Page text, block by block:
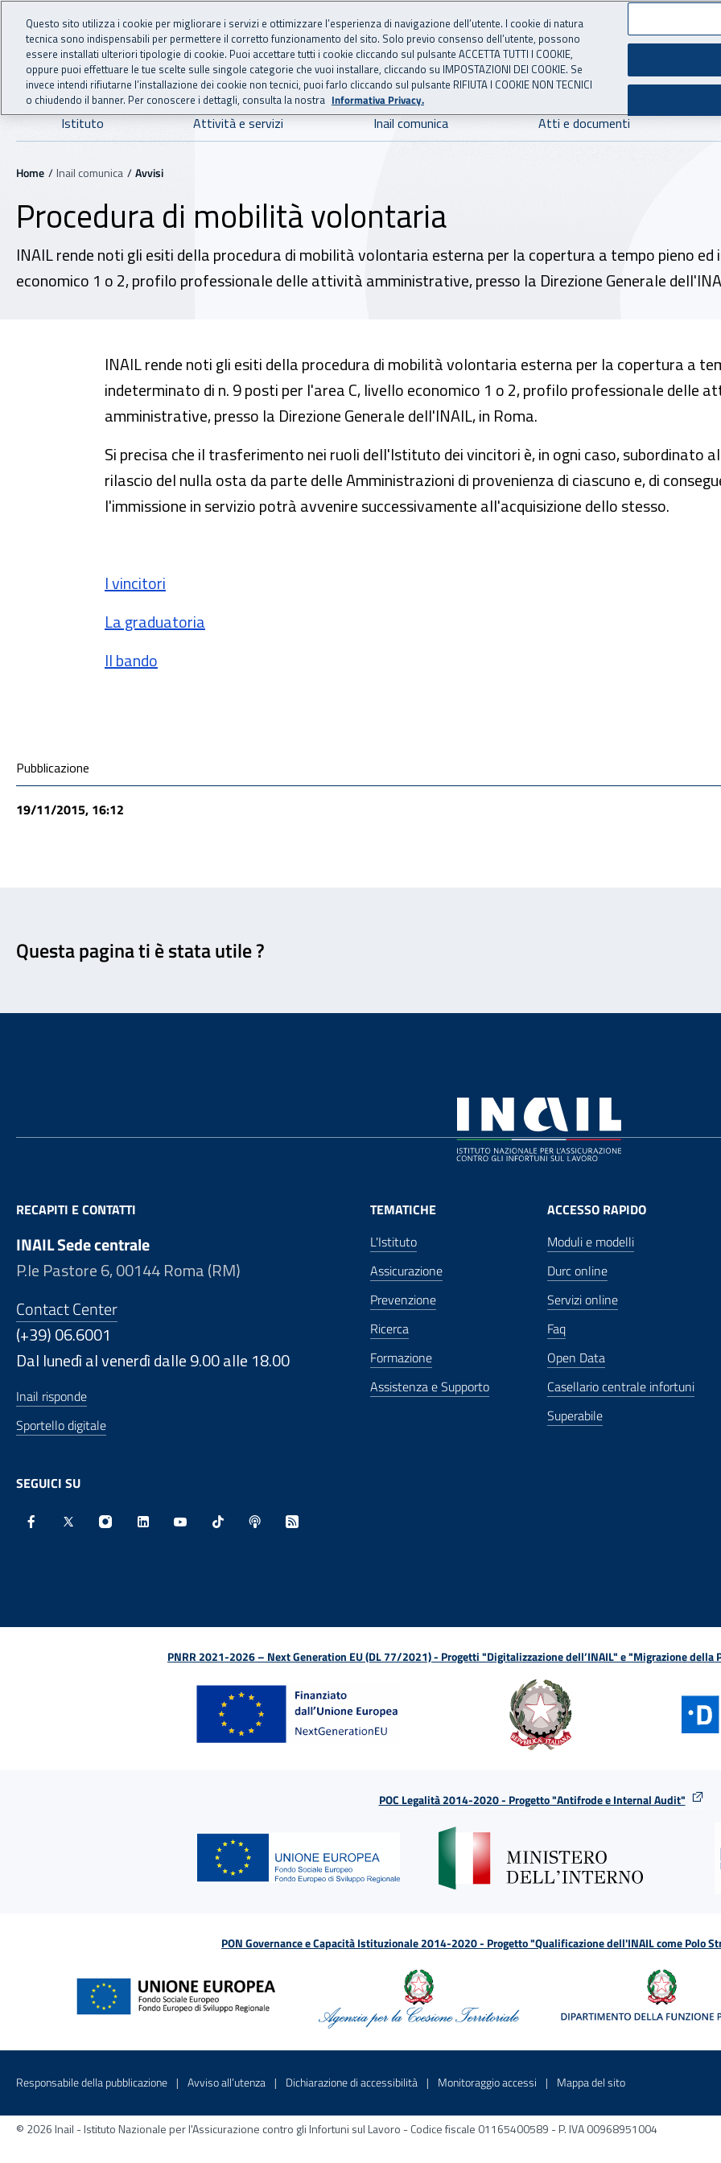
Vai al menu principale
Vai al contenuto principale
INAIL - Istituto Nazionale per l'Assicurazione
Navigazione principale
Istituto Attività e servizi Inail comunica Atti e documenti
Navigazione - Ti trovi in:
Home Inail comunica Avvisi
Procedura di mobilità volontaria
INAIL rende noti gli esiti della procedura di mobilità volontaria esterna per la copertura a tempo pieno
economico 1 o 2, profilo professionale delle attività amministrative, presso la Direzione Generale
INAIL rende noti gli esiti della procedura di mobilità volontaria esterna per la copertura a
indeterminato di n. 9 posti per l'area C, livello economico 1 o 2, profilo professionale delle
amministrative, presso la Direzione Generale dell'INAIL, in Roma.
Si precisa che il trasferimento nei ruoli dell'Istituto dei vincitori è, in ogni caso, subordinato
rilascio del nulla osta da parte delle Amministrazioni di provenienza di ciascuno e, di
l'immissione in servizio potrà avvenire successivamente all'acquisizione dello stesso.
I vincitori
La graduatoria
Il bando
Condivisione social
Pubblicazione
19/11/2015, 16:12
Questa pagina ti è stata utile ?
RECAPITI E CONTATTI
INAIL Sede centrale
P.le Pastore 6, 00144 Roma (RM)
Contact Center
(+39) 06.6001
Dal lunedì al venerdì dalle 9.00 alle 18.00
Inail risponde
Sportello digitale
SEGUICI SU
TEMATICHE
L'Istituto
Assicurazione
Prevenzione
Ricerca
Formazione
Assistenza e Supporto
ACCESSO RAPIDO
Moduli e modelli
Durc online
Servizi online
Faq
Open Data
Casellario centrale infortuni
Superabile
PNRR 2021-2026 – Next Generation EU (DL 77/2021) - Progetti "Digitalizzazione dell’INAIL" e "Migrazione della
POC Legalità 2014-2020 - Progetto "Antifrode e Internal Audit"
PON Governance e Capacità Istituzionale 2014-2020 - Progetto "Qualificazione dell'INAIL come Polo
Menu di servizio
Responsabile della pubblicazione Sito interno - Apre in una nuova finestra
Avviso all’utenza Sito interno - Apre in una nuova finestra
Dichiarazione di accessibilità Sito interno - Apre in una nuova finestra
Monitoraggio accessi Sito interno - Apre in una nuova
Mappa del sitoSito interno - Apre
© 2026 Inail - Istituto Nazionale per l'Assicurazione contro gli Infortuni sul Lavoro - Codice fiscale 01165400589 - P. IVA 00968951004
Questo sito utilizza i cookie per migliorare i servizi e ottimizzare l’esperienza di navigazione dell’utente. I cookie di natura
tecnica sono indispensabili per permettere il corretto funzionamento del sito. Solo previo consenso dell’utente, possono
essere installati ulteriori tipologie di cookie. Puoi accettare tutti i cookie cliccando sul pulsante ACCETTA TUTTI I COOKIE,
oppure puoi effettuare le tue scelte sulle singole categorie che vuoi installare, cliccando su IMPOSTAZIONI DEI COOKIE. Se
invece intendi rifiutarne l’installazione dei cookie non tecnici, puoi farlo cliccando sul pulsante RIFIUTA I COOKIE NON TECNICI
o chiudendo il banner. Per conoscere i dettagli, consulta la nostra Informativa Privacy.